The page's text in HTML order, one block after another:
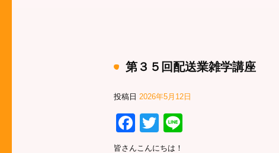
第３５回配送業雑学講座
投稿日 2026年5月12日
Facebook
Twitter
皆さんこんにちは！